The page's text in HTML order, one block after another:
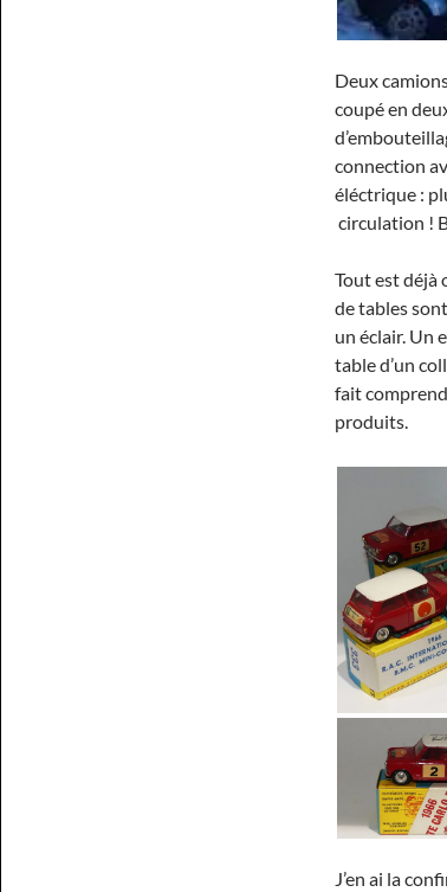
Deux
coupé en
connection
éléctrique :
circulation !
Tout est déjà
de tables
un éclair. Un
table d’un
fait
produits.
J’en ai la